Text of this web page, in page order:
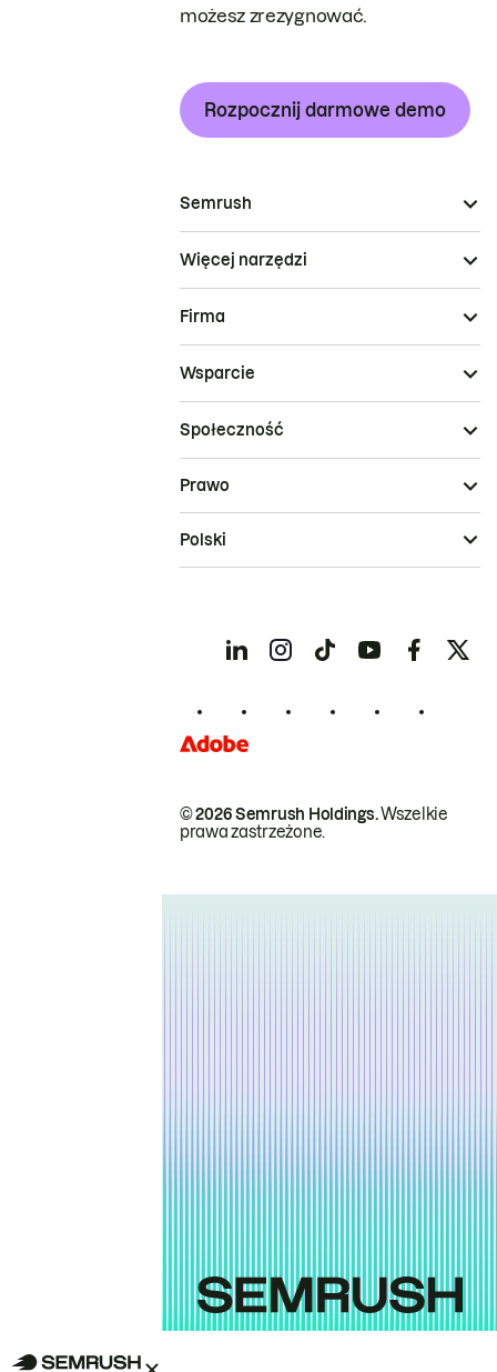
możesz zrezygnować.
Rozpocznij darmowe demo
Semrush
Więcej narzędzi
Firma
Wsparcie
Społeczność
© 2026 Semrush Holdings.Wszelkie
prawa zastrzeżone.
Prawo
Polski